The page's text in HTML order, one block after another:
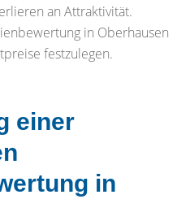
an Attraktivität.
in Oberhausen
festzulegen.
einer
in